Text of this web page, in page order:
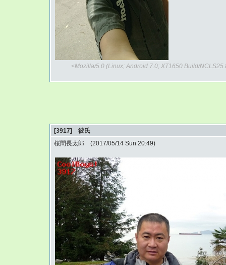
<Mozilla/5.0 (Linux; Android 7.0; XT1650 Build/
[3917] 彼氏
桜間長太郎 (2017/05/14 Sun 20:49)